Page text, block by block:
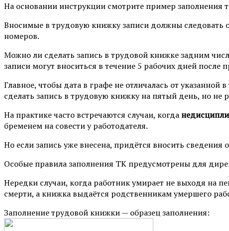
На основании инструкции смотрите пример заполнения
Вносимые в трудовую книжку записи должны следовать
номеров.
Можно ли сделать запись в трудовой книжке задним
записи могут вноситься в течение 5 рабочих дней после
Главное, чтобы дата в графе не отличалась от
сделать запись в трудовую книжку на пятый день, но не
На практике часто встречаются случаи, когда
бременем на совести у работодателя.
Но если запись уже внесена, придётся вносить
Особые правила заполнения ТК предусмотрены для
Нередки случаи, когда работник умирает не выходя на
смерти, а книжка выдаётся родственникам умершего
Заполнение трудовой книжки — образец заполнения: